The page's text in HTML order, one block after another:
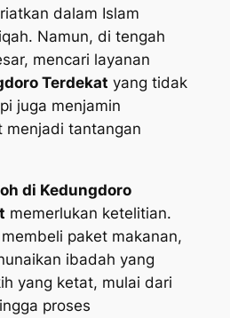
dalam Islam
Namun, di tengah
mencari layanan
Terdekat yang tidak
juga menjamin
menjadi tantangan
di Kedungdoro
memerlukan ketelitian.
paket makanan,
ibadah yang
yang ketat, mulai dari
proses